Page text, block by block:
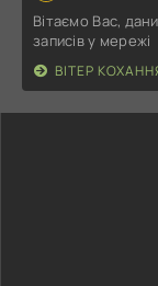
Вітаємо Вас,
записів у мережі
ВІТЕР